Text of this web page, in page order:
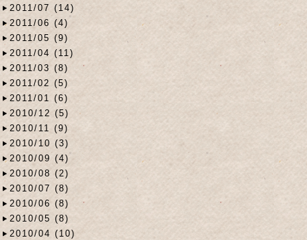
2011/07 (14)
2011/06 (4)
2011/05 (9)
2011/04 (11)
2011/03 (8)
2011/02 (5)
2011/01 (6)
2010/12 (5)
2010/11 (9)
2010/10 (3)
2010/09 (4)
2010/08 (2)
2010/07 (8)
2010/06 (8)
2010/05 (8)
2010/04 (10)